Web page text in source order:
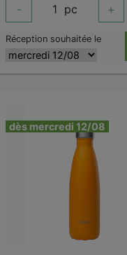
- 1 pc +
Réception souhaitée le
dès mercredi 12/08